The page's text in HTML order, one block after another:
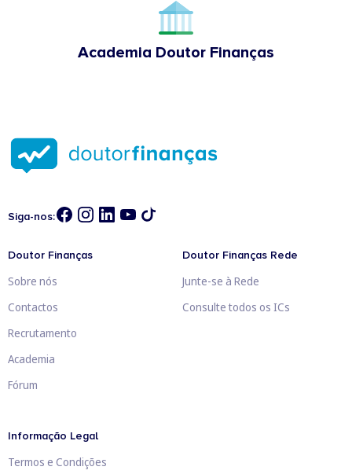
Academia Doutor Finanças
Siga-nos:
Doutor Finanças
Sobre nós
Contactos
Recrutamento
Academia
Fórum
Doutor Finanças Rede
Junte-se à Rede
Consulte todos os ICs
Informação Legal
Termos e Condições